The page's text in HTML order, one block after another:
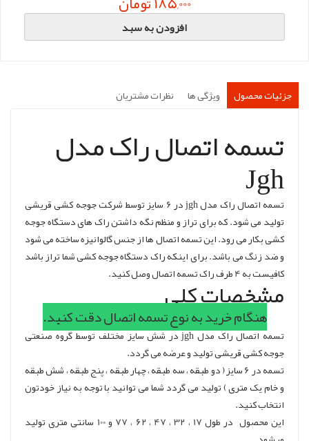
افزودن به سبد
جزئیات محصول ویژگی ها نظرات مشتریان
تسمه اتصال راک مدل
Jgh
تسمه اتصال راک مدل jgh در 6 سایز توسط شرکت جوجه کشی قریشی
تولید می شود. که برای تراز و منظم نگه داشتن راک های دستگاه جوجه
کشی بکار می رود. این تسمه اتصال ها از جنس گالوانیزه ساخته می شود
و ضد زنگ می باشد. برای اینکه راک دستگاه جوجه کشی شما تراز باشد
کافیست به 4 طرف راک تسمه اتصال وصل کنید.
مشخصات کلی
هنگام خرید به نوع تسمه اتصال دقت کنید.
تسمه اتصال راک مدل jgh در شش سایز مختلف توسط گروه صنعتی
جوجه کشی قریشی تولید و عرضه می گردد.
تسمه در 6 سایز ( دو طبقه ، سه طبقه ، چهار طبقه ، پنج طبقه ، شش طبقه
و خام یک متری ) تولید می گردد شما می توانید با توجه به نیاز خودتون
انتخاب کنید.
این محصول در طول 17 ، 32 ، 47 ، 62 ، 77 و 100 سانتی متری تولید